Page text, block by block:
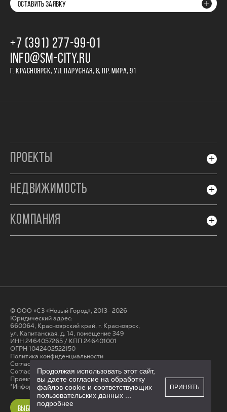
ВЫБРАТЬ КВАРТИРУ
ОСТАВИТЬ ЗАЯВКУ
+7 (391) 277‒99‒01
INFO@SM-CITY.RU
Г. КРАСНОЯРСК, УЛ. ПАРУСНАЯ, 8, ПР. МИРА, 91
ПРОЕКТЫ
НЕДВИЖИМОСТЬ
КОМПАНИЯ
© ООО «СЗ «Новый Город», 2013- 2026
Юридический адрес:
660064, Красноярский край, г. Красноярск,
ул. Капитанская, д. 14, помещение 349
ИНН 2464057265 / КПП 246401001
ОГРН 1042402522150
Политика конфиденциальности
Согласие на обработку персональных данных
Cогласие на получение рассылки
Проектные декларации на сайте наш.дом.рф
*Информация на сайте не является публичной офертой
Продолжая использовать этот сайт,
вы даете согласие на обработку
файлов cookie и соответствующих
пользовательских данных
подробнее
ПРИНЯТЬ